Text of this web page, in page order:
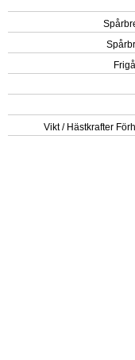
Vikt / Hästkrafter